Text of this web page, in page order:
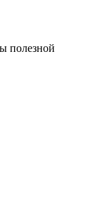
полезной